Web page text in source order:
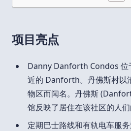
项目亮点
Danny Danforth Condos 位
近的 Danforth。丹佛斯村以
物区而闻名。丹佛斯
馆反映了居住在该社区的人们
定期巴士路线和有轨电车服